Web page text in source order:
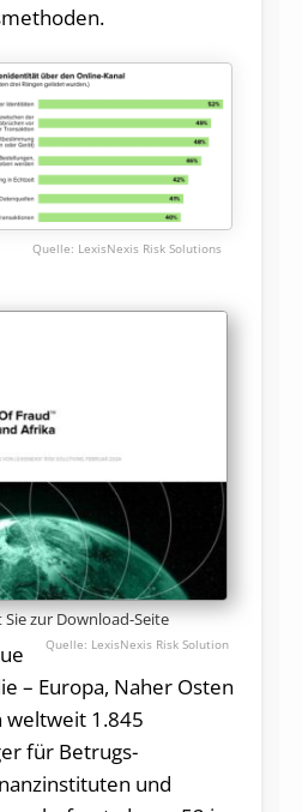
LexisNexis Risk Solutions
zur Download-Seite
LexisNexis Risk Solution
– Europa, Naher Osten
weltweit 1.845
für Betrugs­
und